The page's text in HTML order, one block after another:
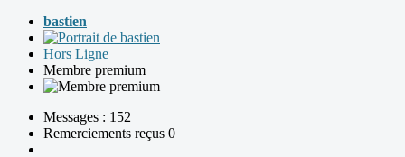
bastien
Hors Ligne
Membre premium
Messages : 152
Remerciements reçus 0